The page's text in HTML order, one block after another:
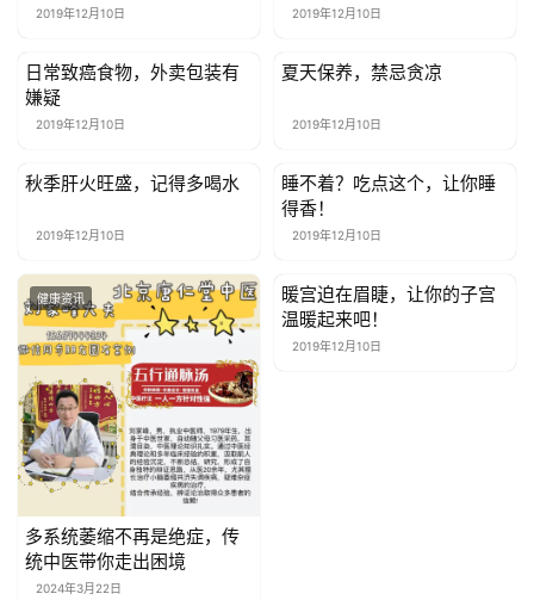
我
们
联
我
2019年12月10日 2019年12月10日
健康资讯
日常致癌食物，外卖包装有
嫌疑
2019年12月10日
健康资讯
夏天保养，禁忌贪凉
2019年12月10日
健康资讯
秋季肝火旺盛，记得多喝水
2019年12月10日
健康资讯
睡不着？吃点这个，让你睡
得香！
2019年12月10日
健康资讯
多系统萎缩不再是绝症，传
统中医带你走出困境
2024年3月22日
健康资讯
暖宫迫在眉睫，让你的子宫
温暖起来吧！
2019年12月10日